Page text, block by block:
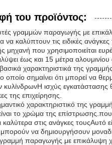
του προϊόντος:
γραμμών παραγωγής με
να καλύπτουν τις ειδικές
μηχανή που χρησιμοποιείται
έως και 15 μέτρα αλουμινίου
χαρακτηριστικά της γραμμής
οποίο σημαίνει ότι μπορεί να
κυλίνδρωνΗ ισχύς
της επιχείρησης.
χαρακτηριστικό της
το χρώμα της
καλύτερα στις ανάγκες τουςΑυτό
μπορούν να δημιουργήσουν
παραγωγής με επικάλυψη